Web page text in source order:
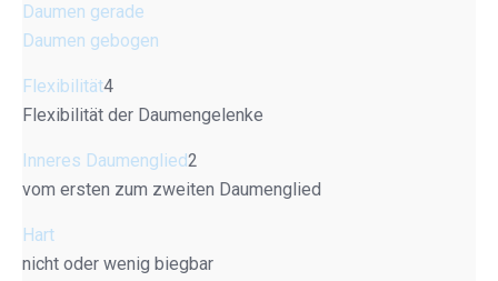
Daumen gerade
Daumen gebogen
Flexibilität4
Flexibilität der Daumengelenke
Inneres Daumenglied2
vom ersten zum zweiten Daumenglied
Hart
nicht oder wenig biegbar